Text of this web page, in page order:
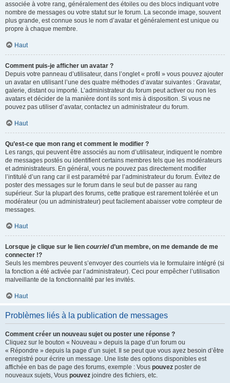
associée à votre rang, généralement des étoiles ou des blocs indiquant votre
nombre de messages ou votre statut sur le forum. La seconde image, souvent
plus grande, est connue sous le nom d’avatar et généralement est unique ou
propre à chaque membre.
Haut
Comment puis-je afficher un avatar ?
Depuis votre panneau d’utilisateur, dans l’onglet « profil » vous pouvez ajouter
un avatar en utilisant l’une des quatre méthodes d’avatar suivantes : Gravatar,
galerie, distant ou importé. L’administrateur du forum peut activer ou non les
avatars et décider de la manière dont ils sont mis à disposition. Si vous ne
pouvez pas utiliser d’avatar, contactez un administrateur du forum.
Haut
Qu’est-ce que mon rang et comment le modifier ?
Les rangs, qui peuvent être associés au nom d’utilisateur, indiquent le nombre
de messages postés ou identifient certains membres tels que les modérateurs
et administrateurs. En général, vous ne pouvez pas directement modifier
l’intitulé d’un rang car il est paramétré par l’administrateur du forum. Évitez de
poster des messages sur le forum dans le seul but de passer au rang
supérieur. Sur la plupart des forums, cette pratique est rarement tolérée et un
modérateur (ou un administrateur) peut facilement abaisser votre compteur de
messages.
Haut
Lorsque je clique sur le lien courrield’un membre, on me demande de me
connecter !?
Seuls les membres peuvent s’envoyer des courriels via le formulaire intégré (si
la fonction a été activée par l’administrateur). Ceci pour empêcher l’utilisation
malveillante de la fonctionnalité par les invités.
Haut
Problèmes liés à la publication de messages
Comment créer un nouveau sujet ou poster une réponse ?
Cliquez sur le bouton « Nouveau » depuis la page d’un forum ou
« Répondre » depuis la page d’un sujet. Il se peut que vous ayez besoin d’être
enregistré pour écrire un message. Une liste des options disponibles est
affichée en bas de page des forums, exemple : Vous pouvez poster de
nouveaux sujets, Vous pouvez joindre des fichiers, etc.